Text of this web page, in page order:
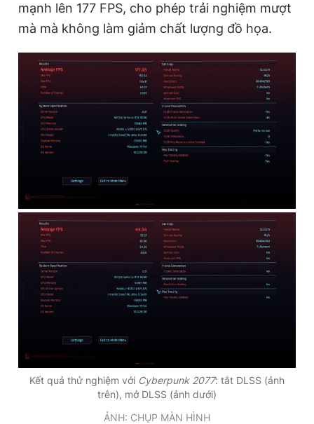
mạnh lên 177 FPS, cho phép trải nghiệm mượt
mà mà không làm giảm chất lượng đồ họa.
Kết quả thử nghiệm với Cyberpunk 2077: tắt DLSS (ảnh
trên), mở DLSS (ảnh dưới)
ẢNH: CHỤP MÀN HÌNH